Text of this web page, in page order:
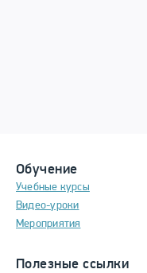
Обучение
Учебные курсы
Видео-уроки
Мероприятия
Полезные ссылки